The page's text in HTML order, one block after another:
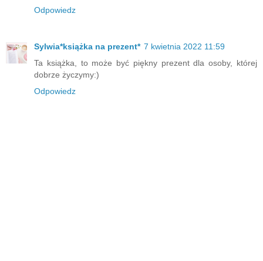
Odpowiedz
Sylwia*książka na prezent* 7 kwietnia 2022 11:59
Ta książka, to może być piękny prezent dla osoby, której
dobrze życzymy:)
Odpowiedz